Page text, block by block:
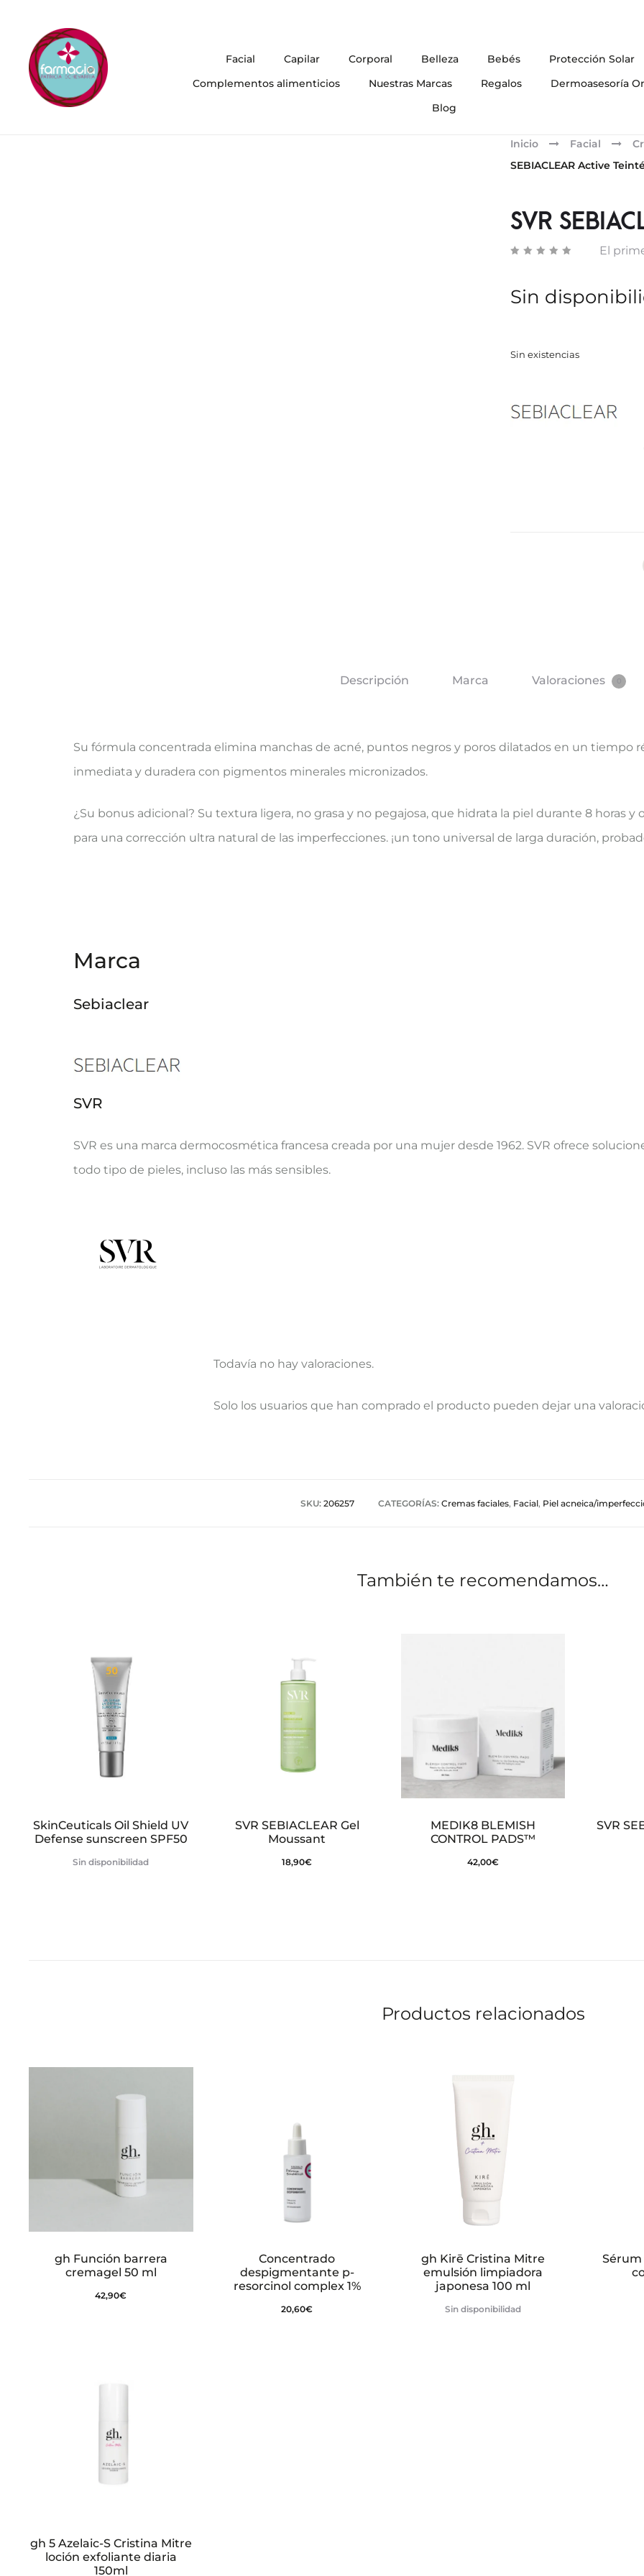
Facial Capilar Corporal Belleza Bebés
Protección Solar
Complementos alimenticios
Nuestras Marcas Regalos
Dermoasesoría
Blog
Inicio Facial
SEBIACLEAR Active
SVR
El
Sin
Sin existencias
Descripción Marca Valoraciones
Su fórmula concentrada elimina manchas de acné, puntos negros y poros dilatados en un tiempo
inmediata y duradera con pigmentos minerales micronizados.
¿Su bonus adicional? Su textura ligera, no grasa y no pegajosa, que hidrata la piel durante 8 horas
para una corrección ultra natural de las imperfecciones. ¡un tono universal de larga duración,
Marca
Sebiaclear
SVR
SVR es una marca dermocosmética francesa creada por una mujer desde 1962. SVR ofrece
todo tipo de pieles, incluso las más sensibles.
V
Todavía no hay valoraciones.
Solo los usuarios que han comprado el producto pueden dejar una
SKU: 206257 CATEGORÍAS: Cremas faciales, Facial, Piel acneica/
También te recomendamos…
SkinCeuticals Oil Shield UV
Defense sunscreen SPF50
Sin disponibilidad
SVR SEBIACLEAR Gel
Moussant
18,90€
MEDIK8 BLEMISH
CONTROL PADS™
42,00€
SVR
Productos relacionados
gh Función barrera
cremagel 50 ml
42,90€
Concentrado
despigmentante p-
resorcinol complex 1%
20,60€
gh Kirē Cristina Mitre
emulsión limpiadora
japonesa 100 ml
Sin disponibilidad
gh 5 Azelaic-S Cristina Mitre
loción exfoliante diaria
150ml